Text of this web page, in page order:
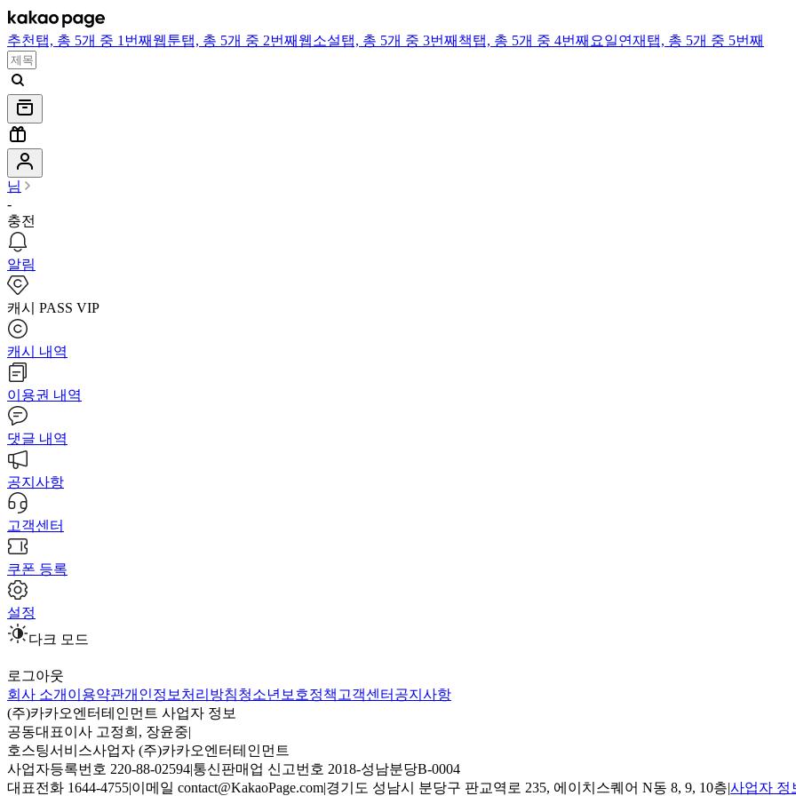
추천 탭, 총 5개 중 1번째 웹툰탭, 총 5개 중 2번째 웹소설탭, 총 5개 중 3번째 책탭, 총 5개 중 4번째 요일연재 탭, 총 5개 중 5번째
님
-
충전
알림
캐시 PASS VIP
캐시 내역
이용권 내역
댓글 내역
공지사항
고객센터
쿠폰 등록
설정
다크 모드
로그아웃
회사 소개 이용약관개인정보처리방침청소년보호정책 고객센터 공지사항
(주)카카오엔터테인먼트 사업자 정보
공동대표이사 고정희, 장윤중|
호스팅서비스사업자 (주)카카오엔터테인먼트
사업자등록번호 220-88-02594|통신판매업 신고번호 2018-성남분당B-0004
대표전화 1644-4755|이메일 contact@KakaoPage.com|경기도 성남시 분당구 판교역로 235, 에이치스퀘어 N동 8, 9, 10층|사업자 정